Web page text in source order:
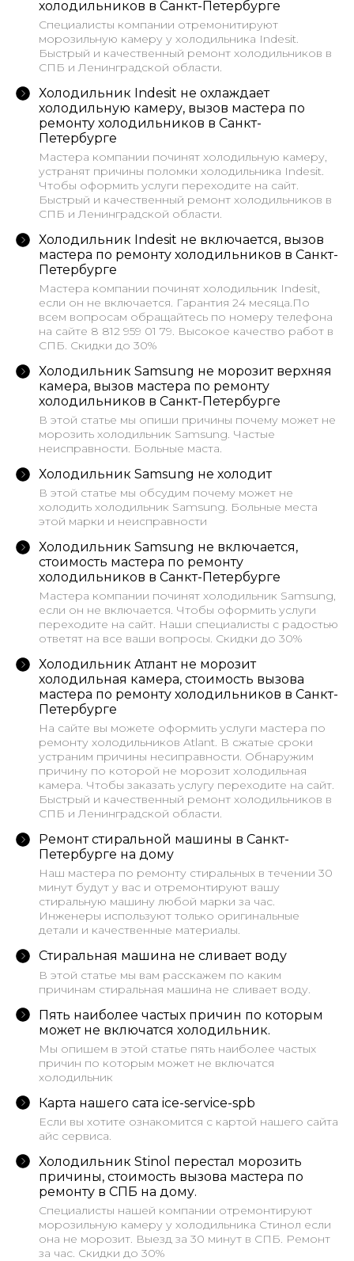
холодильников в Санкт-Петербурге
Cпециалисты компании отремонитируют
морозильную камеру у холодильника Indesit.
Быстрый и качественный ремонт холодильников в
СПБ и Ленинградской области.
Холодильник Indesit не охлаждает
холодильную камеру, вызов мастера по
ремонту холодильников в Санкт-
Петербурге
Мастера компании починят холодильную камеру,
устранят причины поломки холодильника Indesit.
Чтобы оформить услуги переходите на сайт.
Быстрый и качественный ремонт холодильников в
СПБ и Ленинградской области.
Холодильник Indesit не включается, вызов
мастера по ремонту холодильников в Санкт-
Петербурге
Мастера компании починят холодильник Indesit,
если он не включается. Гарантия 24 месяца.По
всем вопросам обращайтесь по номеру телефона
на сайте 8 812 959 01 79. Высокое качество работ в
СПБ. Скидки до 30%
Холодильник Samsung не морозит верхняя
камера, вызов мастера по ремонту
холодильников в Санкт-Петербурге
В этой статье мы опиши причины почему может не
морозить холодильник Samsung. Частые
неисправности. Больные маста.
Холодильник Samsung не холодит
В этой статье мы обсудим почему может не
холодить холодильник Samsung. Больные места
этой марки и неисправности
Холодильник Samsung не включается,
стоимость мастера по ремонту
холодильников в Санкт-Петербурге
Мастера компании починят холодильник Samsung,
если он не включается. Чтобы оформить услуги
переходите на сайт. Наши специалисты с радостью
ответят на все ваши вопросы. Скидки до 30%
Холодильник Атлант не морозит
холодильная камера, стоимость вызова
мастера по ремонту холодильников в Санкт-
Петербурге
На сайте вы можете оформить услуги мастера по
ремонту холодильников Atlant. В сжатые сроки
устраним причины несиправности. Обнаружим
причину по которой не морозит холодильная
камера. Чтобы заказать услугу переходите на сайт.
Быстрый и качественный ремонт холодильников в
СПБ и Ленинградской области.
Ремонт стиральной машины в Санкт-
Петербурге на дому
Наш мастера по ремонту стиральных в течении 30
минут будут у вас и отремонтируют вашу
стиральную машину любой марки за час.
Инженеры используют только оригинальные
детали и качественные материалы.
Стиральная машина не сливает воду
В этой статье мы вам расскажем по каким
причинам стиральная машина не сливает воду.
Пять наиболее частых причин по которым
может не включатся холодильник.
Мы опишем в этой статье пять наиболее частых
причин по которым может не включатся
холодильник
Карта нашего сата ice-service-spb
Если вы хотите ознакомится с картой нашего сайта
айс сервиса.
Холодильник Stinol перестал морозить
причины, стоимость вызова мастера по
ремонту в СПБ на дому.
Cпециалисты нашей компании отремонтируют
морозильную камеру у холодильника Стинол если
она не морозит. Выезд за 30 минут в СПБ. Ремонт
за час. Скидки до 30%